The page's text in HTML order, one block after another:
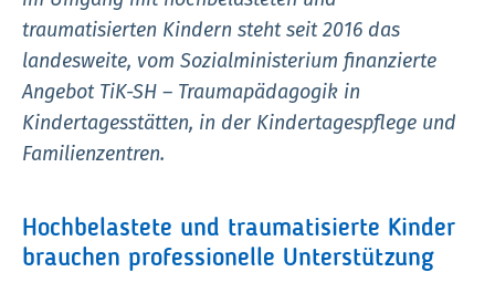
traumatisierten Kindern steht seit 2016 das
landesweite, vom Sozialministerium finanzierte
Angebot TiK-SH – Traumapädagogik in
Kindertagesstätten, in der Kindertagespflege und
Familienzentren.
Hochbelastete und traumatisierte Kinder
brauchen professionelle Unterstützung